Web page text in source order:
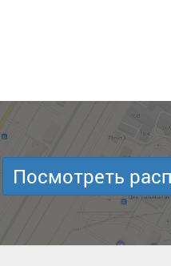
Посмотреть